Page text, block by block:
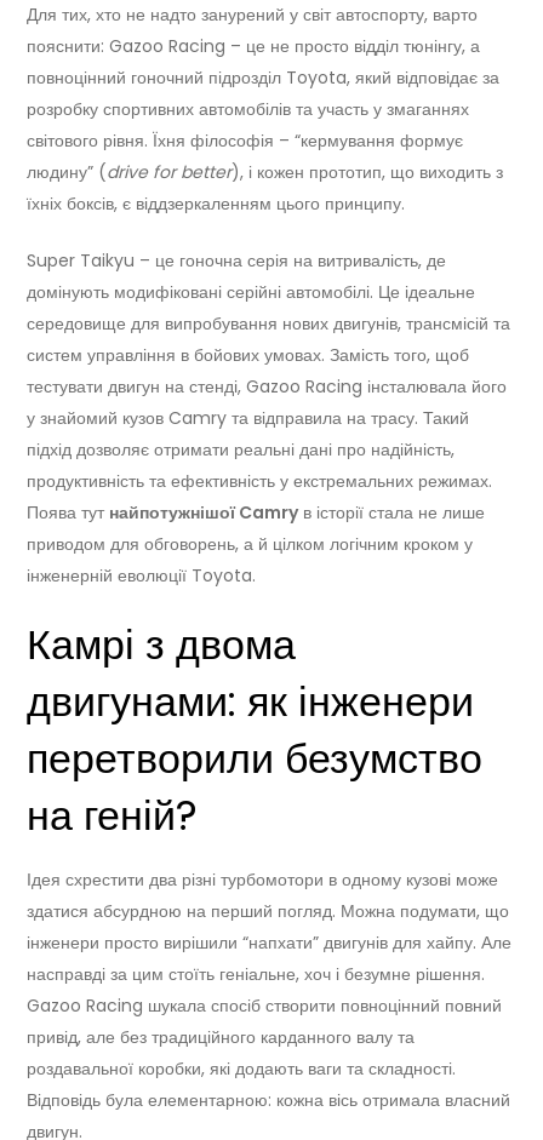
Для тих, хто не надто занурений у світ автоспорту, варто
пояснити: Gazoo Racing – це не просто відділ тюнінгу, а
повноцінний гоночний підрозділ Toyota, який відповідає за
розробку спортивних автомобілів та участь у змаганнях
світового рівня. Їхня філософія – “кермування формує
людину” (drive for better), і кожен прототип, що виходить з
їхніх боксів, є віддзеркаленням цього принципу.
Super Taikyu – це гоночна серія на витривалість, де
домінують модифіковані серійні автомобілі. Це ідеальне
середовище для випробування нових двигунів, трансмісій та
систем управління в бойових умовах. Замість того, щоб
тестувати двигун на стенді, Gazoo Racing інсталювала його
у знайомий кузов Camry та відправила на трасу. Такий
підхід дозволяє отримати реальні дані про надійність,
продуктивність та ефективність у екстремальних режимах.
Поява тут найпотужнішої Camryв історії стала не лише
приводом для обговорень, а й цілком логічним кроком у
інженерній еволюції Toyota.
Камрі з двома
двигунами: як інженери
перетворили безумство
на геній?
Ідея схрестити два різні турбомотори в одному кузові може
здатися абсурдною на перший погляд. Можна подумати, що
інженери просто вирішили “напхати” двигунів для хайпу. Але
насправді за цим стоїть геніальне, хоч і безумне рішення.
Gazoo Racing шукала спосіб створити повноцінний повний
привід, але без традиційного карданного валу та
роздавальної коробки, які додають ваги та складності.
Відповідь була елементарною: кожна вісь отримала власний
двигун.